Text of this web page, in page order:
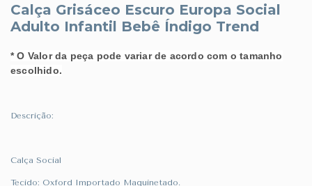
Calça Grisáceo Escuro Europa Social
Adulto Infantil Bebê Índigo Trend
* O Valor da peça pode variar de acordo com o tamanho
escolhido.
Descrição:
Calça Social
Tecido: Oxford Importado Maquinetado.